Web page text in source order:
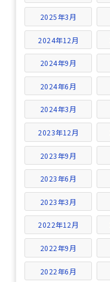
2025年3月
2024年12月
2024年9月
2024年6月
2024年3月
2023年12月
2023年9月
2023年6月
2023年3月
2022年12月
2022年9月
2022年6月